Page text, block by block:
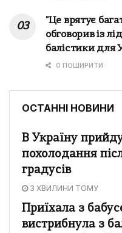
"Це врятує
обговорив із
балістики для
0 ПОШИРИТИ
ОСТАННІ НОВИНИ
В Україну
похолодання
градусів
3 ХВИЛИНИ ТОМУ
Приїхала з
вистрибнула з